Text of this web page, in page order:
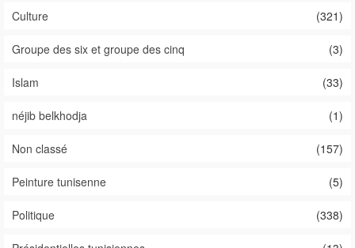
Culture (321)
Groupe des six et groupe des cinq (3)
Islam (33)
néjib belkhodja (1)
Non classé (157)
Peinture tunisenne (5)
Politique (338)